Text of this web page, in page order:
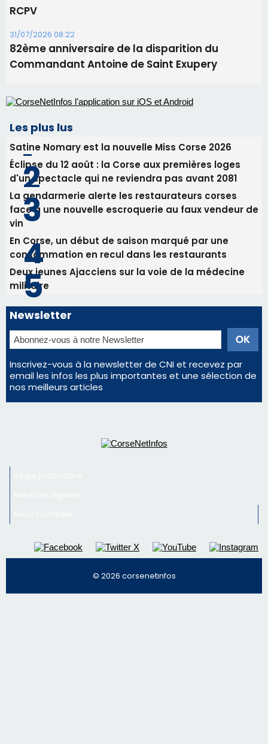
RCPV
31/07/2026 08:22
82ème anniversaire de la disparition du
Commandant Antoine de Saint Exupery
Les plus lus
Satine Nomary est la nouvelle Miss Corse 2026
Éclipse du 12 août : la Corse aux premières loges
d'un spectacle qui ne reviendra pas avant 2081
La gendarmerie alerte les restaurateurs corses
face à une nouvelle escroquerie au faux vendeur de
vin
En Corse, un début de saison marqué par une
consommation en recul dans les restaurants
Deux jeunes Ajacciens sur la voie de la médecine
militaire
Newsletter
Inscrivez-vous à la newsletter de CNI et recevez par
email les infos les plus importantes et une sélection de
nos meilleurs articles
© 2026 corsenetinfos